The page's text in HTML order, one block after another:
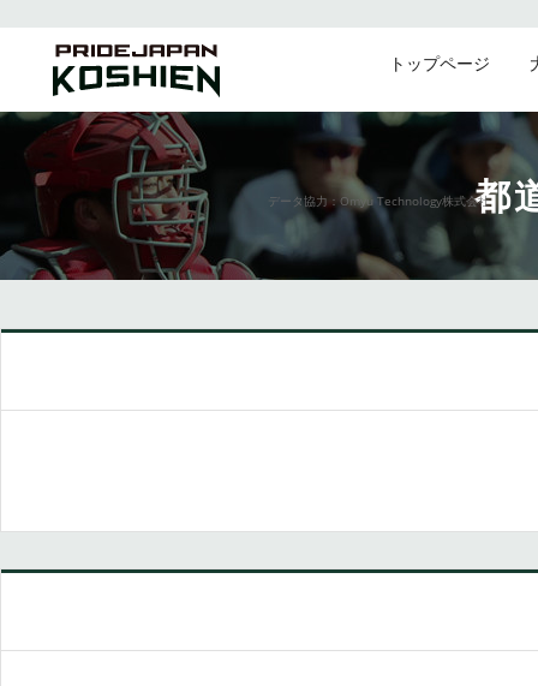
トップページ
都
データ協力：Omyu Technology株式会社